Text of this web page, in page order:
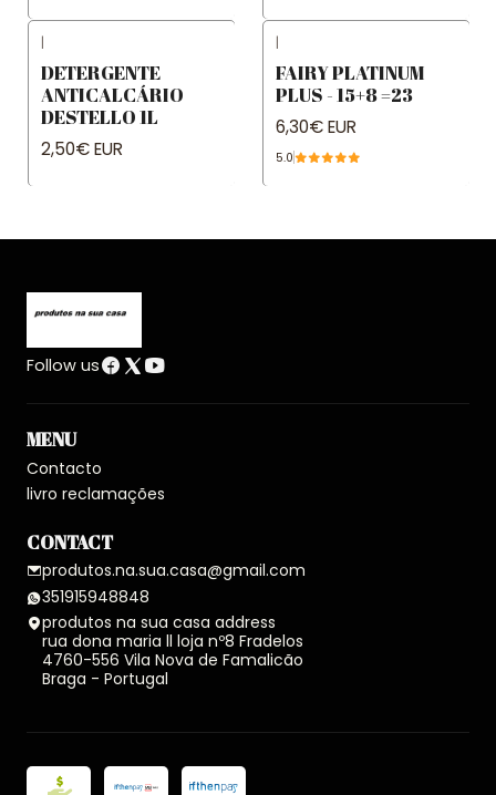
|
DETERGENTE
ANTICALCÁRIO
DESTELLO 1L
2,50€ EUR
|
FAIRY PLATINUM
PLUS - 15+8 =23
6,30€ EUR
5.0
Follow us
MENU
Contacto
livro reclamações
CONTACT
produtos.na.sua.casa@gmail.com
351915948848
produtos na sua casa address
rua dona maria ll loja nº8 Fradelos
4760-556 Vila Nova de Famalicão
Braga - Portugal